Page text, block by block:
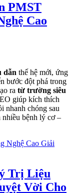
PMST
Cao
dẫn thế hệ mới, ứng
bước đột phá trong
ra từ trường siêu
giúp kích thích
nhanh chóng sau
nhiều bệnh lý cơ –
Trị Liệu
Vời Cho